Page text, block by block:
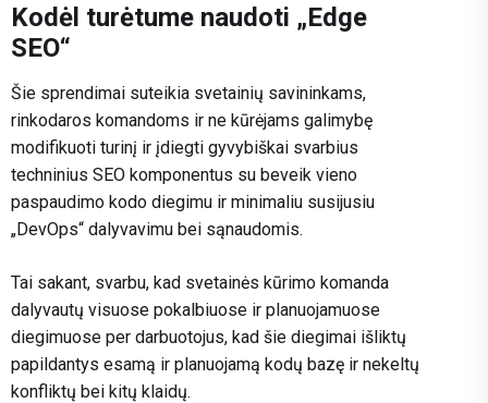
Kodėl turėtume naudoti „Edge
SEO“
Šie sprendimai suteikia svetainių savininkams,
rinkodaros komandoms ir ne kūrėjams galimybę
modifikuoti turinį ir įdiegti gyvybiškai svarbius
techninius SEO komponentus su beveik vieno
paspaudimo kodo diegimu ir minimaliu susijusiu
„DevOps“ dalyvavimu bei sąnaudomis.
Tai sakant, svarbu, kad svetainės kūrimo komanda
dalyvautų visuose pokalbiuose ir planuojamuose
diegimuose per darbuotojus, kad šie diegimai išliktų
papildantys esamą ir planuojamą kodų bazę ir nekeltų
konfliktų bei kitų klaidų.